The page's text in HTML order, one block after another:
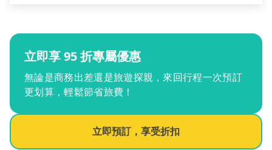
立即享 95 折專屬優惠
無論是商務出差還是旅遊探親，來回行程一次預訂
更划算，輕鬆節省旅費！
立即預訂，享受折扣